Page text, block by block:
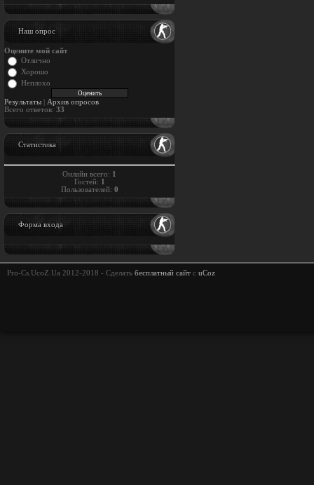
Наш опрос
Оцените мой сайт
Отлично
Хорошо
Неплохо
Результаты
Архив опросов
Всего ответов: 33
Статистика
Онлайн всего: 1
Гостей: 1
Пользователей: 0
Форма входа
Pro-Cs.UcoZ.Ua 2012-2018 - Сделать бесплатный сайт с uCoz